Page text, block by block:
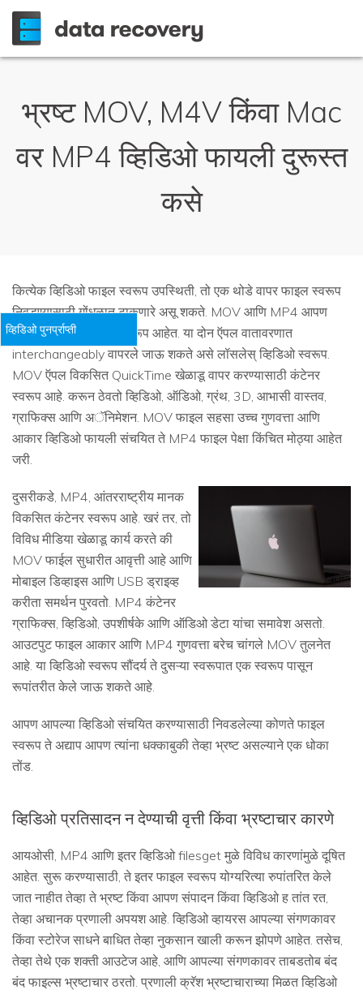
भ्रष्ट MOV, M4V किंवा Mac
वर MP4 व्हिडिओ फायली दुरूस्त
कसे
कित्येक व्हिडिओ फाइल स्वरूप उपस्थिती, तो एक थोडे वापर फाइल स्वरूप
निवडण्यासाठी गोंधळात टाकणारे असू शकते. MOV आणि MP4 आपण
वापरू शकता की फाइल स्वरूप आहेत. या दोन ऍपल वातावरणात
interchangeably वापरले जाऊ शकते असे लॉसलेस् व्हिडिओ स्वरूप.
MOV ऍपल विकसित QuickTime खेळाडू वापर करण्यासाठी कंटेनर
स्वरूप आहे. करून ठेवतो व्हिडिओ, ऑडिओ, ग्रंथ, 3D, आभासी वास्तव,
ग्राफिक्स आणि अॅनिमेशन. MOV फाइल सहसा उच्च गुणवत्ता आणि
आकार व्हिडिओ फायली संचयित ते MP4 फाइल पेक्षा किंचित मोठ्या आहेत
जरी.
दुसरीकडे, MP4, आंतरराष्ट्रीय मानक
विकसित कंटेनर स्वरूप आहे. खरं तर, तो
विविध मीडिया खेळाडू कार्य करते की
MOV फाईल सुधारीत आवृत्ती आहे आणि
मोबाइल डिव्हाइस आणि USB ड्राइव्ह
करीता समर्थन पुरवतो. MP4 कंटेनर
ग्राफिक्स, व्हिडिओ, उपशीर्षके आणि ऑडिओ डेटा यांचा समावेश असतो.
आउटपुट फाइल आकार आणि MP4 गुणवत्ता बरेच चांगले MOV तुलनेत
आहे. या व्हिडिओ स्वरूप सौंदर्य ते दुसऱ्या स्वरूपात एक स्वरूप पासून
रूपांतरीत केले जाऊ शकते आहे.
आपण आपल्या व्हिडिओ संचयित करण्यासाठी निवडलेल्या कोणते फाइल
स्वरूप ते अद्याप आपण त्यांना धक्काबुकी तेव्हा भ्रष्ट असल्याने एक धोका
तोंड.
व्हिडिओ प्रतिसादन न देण्याची वृत्ती किंवा भ्रष्टाचार कारणे
आयओसी, MP4 आणि इतर व्हिडिओ filesget मुळे विविध कारणांमुळे दूषित
आहेत. सुरू करण्यासाठी, ते इतर फाइल स्वरूप योग्यरित्या रुपांतरित केले
जात नाहीत तेव्हा ते भ्रष्ट किंवा आपण संपादन किंवा व्हिडिओ ह तांत रत,
तेव्हा अचानक प्रणाली अपयश आहे. व्हिडिओ व्हायरस आपल्या संगणकावर
किंवा स्टोरेज साधने बाधित तेव्हा नुकसान खाली करून झोपणे आहेत. तसेच,
तेव्हा तेथे एक शक्ती आउटेज आहे, आणि आपल्या संगणकावर ताबडतोब बंद
बंद फाइल्स भ्रष्टाचार ठरतो. प्रणाली क्रॅश भ्रष्टाचाराच्या मिळत व्हिडिओ
व्हिडिओ पुनर्प्राप्ती